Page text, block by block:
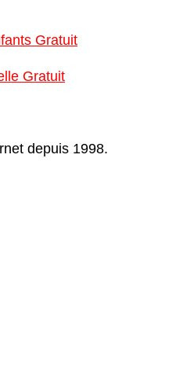
Gratuit
Gratuit
depuis 1998.